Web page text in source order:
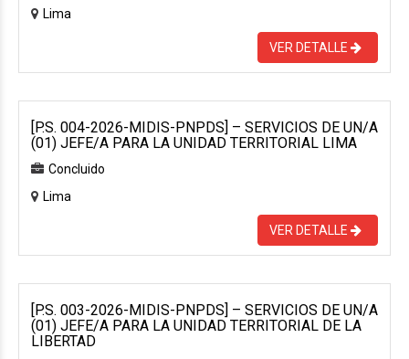
Lima
VER DETALLE
[P.S. 004-2026-MIDIS-PNPDS] – SERVICIOS DE UN/A
(01) JEFE/A PARA LA UNIDAD TERRITORIAL LIMA
Concluido
Lima
VER DETALLE
[P.S. 003-2026-MIDIS-PNPDS] – SERVICIOS DE UN/A
(01) JEFE/A PARA LA UNIDAD TERRITORIAL DE LA
LIBERTAD